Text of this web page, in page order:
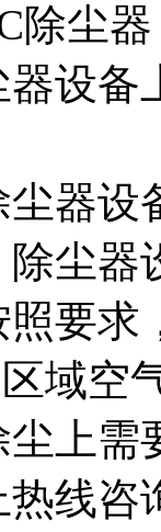
除尘
设备
器设
尘
要
域空
上需
线咨